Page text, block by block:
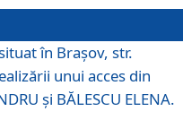
în Braşov, str.
unui acces din
şi BĂLESCU ELENA.